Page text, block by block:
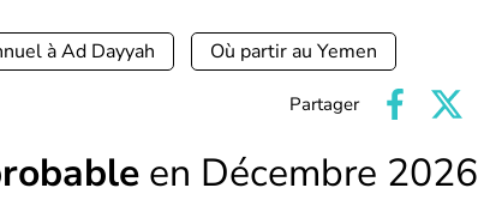
à Ad Dayyah Où partir au Yemen
Partager
en Décembre 2026